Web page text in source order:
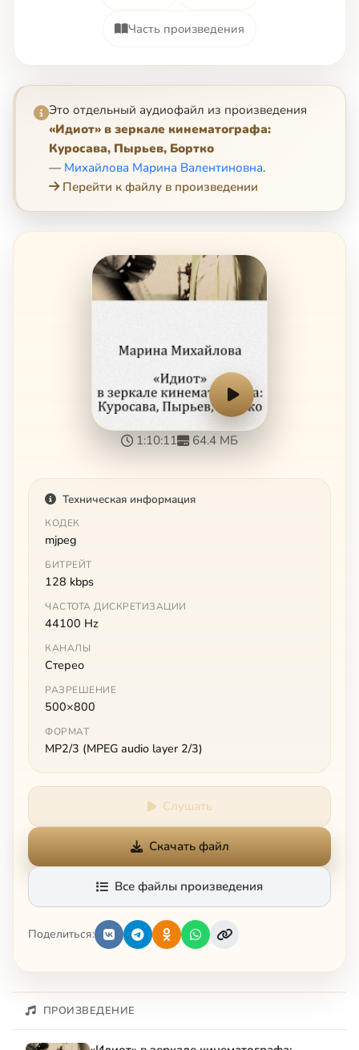
Часть произведения
Это отдельный аудиофайл из произведения
«Идиот» в зеркале кинематографа:
Куросава, Пырьев, Бортко
— Михайлова Марина Валентиновна.
Перейти к файлу в произведении
1:10:11 64.4 МБ
Техническая информация
КОДЕК
mjpeg
БИТРЕЙТ
128 kbps
ЧАСТОТА ДИСКРЕТИЗАЦИИ
44100 Hz
КАНАЛЫ
Стерео
РАЗРЕШЕНИЕ
500×800
ФОРМАТ
MP2/3 (MPEG audio layer 2/3)
Слушать
Скачать файл
Все файлы произведения
Поделиться:
ПРОИЗВЕДЕНИЕ